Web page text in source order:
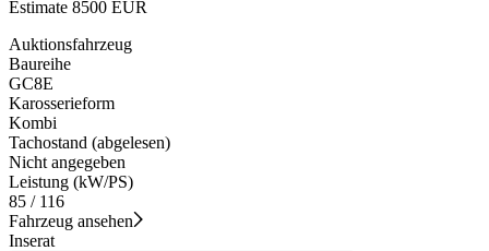
Estimate 8500 EUR
Auktionsfahrzeug
Baureihe
GC8E
Karosserieform
Kombi
Tachostand (abgelesen)
Nicht angegeben
Leistung (kW/PS)
85 / 116
Fahrzeug ansehen
Inserat